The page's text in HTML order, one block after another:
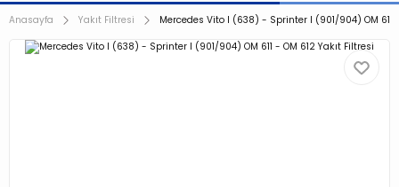
Anasayfa Yakıt Filtresi Mercedes Vito I (638) - Sprinter I (901/904) OM 611